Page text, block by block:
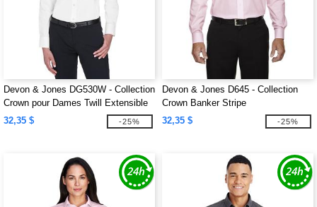
Devon & Jones DG530W - Collection
Crown pour Dames Twill Extensible
Uni
32,35 $ -25%
Devon & Jones D645 - Collection
Crown Banker Stripe
32,35 $
-25%